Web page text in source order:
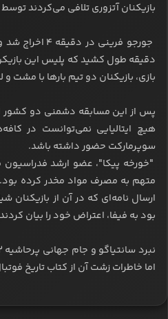
بازیکنان آتزوری تلافی می‌کردند
دقیقه طول کشید که پلیس این
بازی، بازیکنان دو تیم بارها با مشت
پس از این مسابقه دشمنی دو کشور
هیچ ایتالیایی نمی‌توانست در
سوپرمارکت حضور داشته باشد.
"خورخه پیکا"، عضو ارشد فدراسیون
متهم به مصرف مواد مخدر کرده بود.
ارسال نامه‌ای که در آن از بازیکنان
بود به فیفا، اعتراض خود را بیان
اما خاطرات زشت آن از کتاب تاریخ